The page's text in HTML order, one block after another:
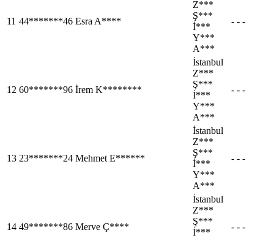
11 44*******46 Esra A****
Z***
Ş***
İ***
Y***
A***
- - -
12 60*******96 İrem K********
İstanbul
Z***
Ş***
İ***
Y***
A***
- - -
13 23*******24 Mehmet E******
İstanbul
Z***
Ş***
İ***
Y***
A***
- - -
14 49*******86 Merve Ç****
İstanbul
Z***
Ş***
İ***
- - -